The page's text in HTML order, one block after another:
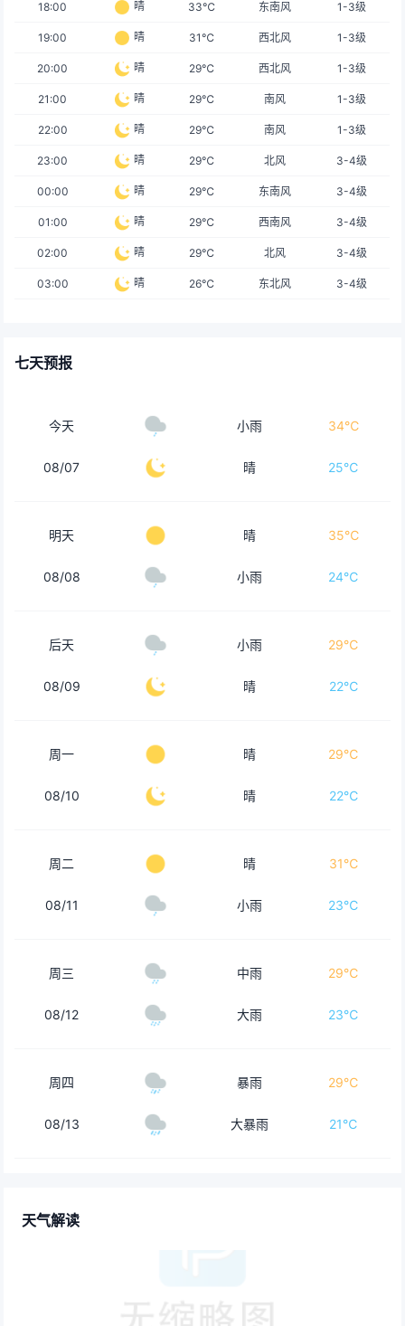
18:00 晴 33℃ 东南风 1-3级
19:00 晴 31℃ 西北风 1-3级
20:00 晴 29℃ 西北风 1-3级
21:00 晴 29℃ 南风 1-3级
22:00 晴 29℃ 南风 1-3级
23:00 晴 29℃ 北风 3-4级
00:00 晴 29℃ 东南风 3-4级
01:00 晴 29℃ 西南风 3-4级
02:00 晴 29℃ 北风 3-4级
03:00 晴 26℃ 东北风 3-4级
七天预报
今天 小雨 34℃
08/07 晴 25℃
明天 晴 35℃
08/08 小雨 24℃
后天 小雨 29℃
08/09 晴 22℃
周一 晴 29℃
08/10 晴 22℃
周二 晴 31℃
08/11 小雨 23℃
周三 中雨 29℃
08/12 大雨 23℃
周四 暴雨 29℃
08/13 大暴雨 21℃
天气解读